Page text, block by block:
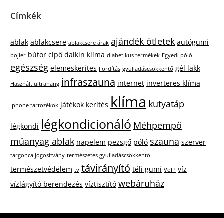
Címkék
ablak ablakcsere ablakcsere árak ajándék ötletek autógumi
bojler bútor cipő daikin klíma diabetikus termékek Egyedi póló
egészség elemeskerites Fordítás gyulladáscsökkentő gél lakk
Használt ultrahang infraszauna internet inverteres klíma
Iphone tartozékok játékok kerítés klíma kutyatáp
légkondi légkondicionáló Méhpempő
műanyag ablak napelem pezsgő póló szauna szerver
targonca jogosítvány természetes gyulladáscsökkentő
természetvédelem tv távirányító téli gumi VoIP víz
vízlágyító berendezés víztisztító webáruház